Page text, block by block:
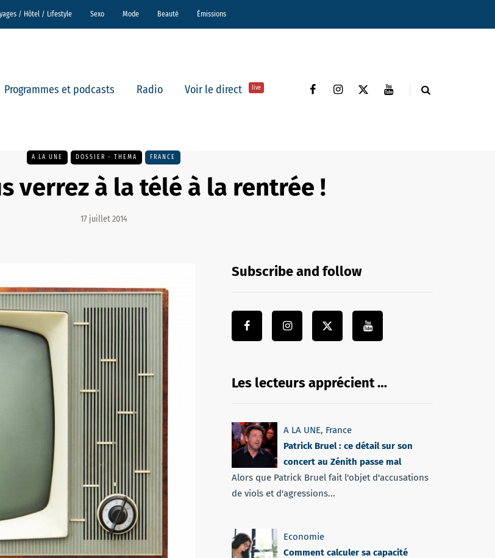
/ Hôtel / Lifestyle Sexo Mode Beauté Émissions
Programmes et podcasts Radio Voir le direct live
A LA UNE DOSSIER - THEMA FRANCE
verrez à la télé à la rentrée !
17 juillet 2014
Subscribe and follow
Les lecteurs apprécient …
A LA UNE, France
Patrick Bruel : ce détail sur son
concert au Zénith passe mal
Alors que Patrick Bruel fait l'objet d'accusations
de viols et d'agressions...
Economie
Comment calculer sa capacité